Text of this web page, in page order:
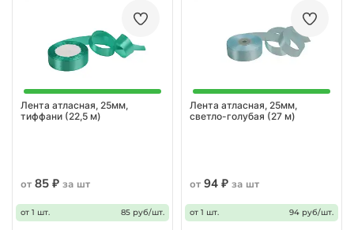
Лента атласная, 25мм,
тиффани (22,5 м)
от 85 ₽ за шт
от 1 шт. 85 руб/шт.
Лента атласная, 25мм,
светло-голубая (27 м)
от 94 ₽ за шт
от 1 шт. 94 руб/шт.